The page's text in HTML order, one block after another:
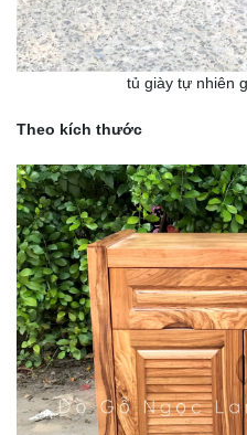
tủ giày tự nhiên
Theo kích thước